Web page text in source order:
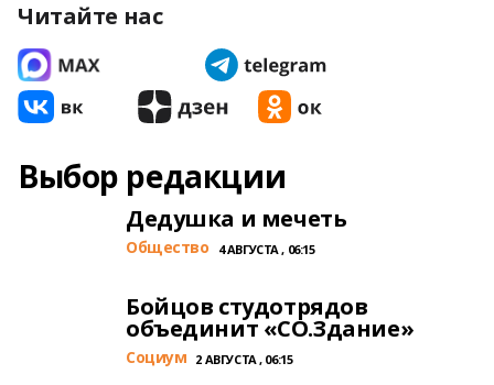
Читайте нас
Выбор редакции
Дедушка и мечеть
Общество 4 АВГУСТА , 06:15
Бойцов студотрядов
объединит «СО.Здание»
Cоциум 2 АВГУСТА , 06:15